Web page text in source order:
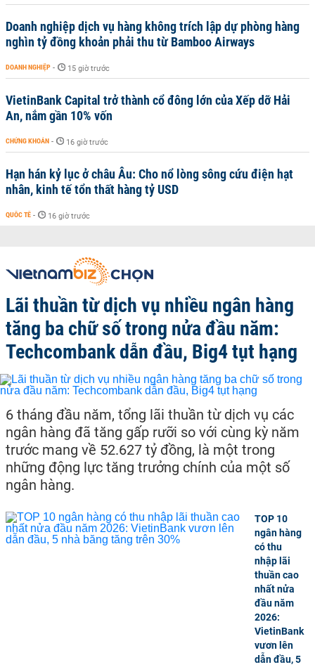
Doanh nghiệp dịch vụ hàng không trích lập dự phòng hàng
nghìn tỷ đồng khoản phải thu từ Bamboo Airways
DOANH NGHIỆP - 15 giờ trước
VietinBank Capital trở thành cổ đông lớn của Xếp dỡ Hải
An, nắm gần 10% vốn
CHỨNG KHOÁN - 16 giờ trước
Hạn hán kỷ lục ở châu Âu: Cho nổ lòng sông cứu điện hạt
nhân, kinh tế tổn thất hàng tỷ USD
QUỐC TẾ - 16 giờ trước
Lãi thuần từ dịch vụ nhiều ngân hàng
tăng ba chữ số trong nửa đầu năm:
Techcombank dẫn đầu, Big4 tụt hạng
6 tháng đầu năm, tổng lãi thuần từ dịch vụ các
ngân hàng đã tăng gấp rưỡi so với cùng kỳ năm
trước mang về 52.627 tỷ đồng, là một trong
những động lực tăng trưởng chính của một số
ngân hàng.
TOP 10
ngân hàng
có thu
nhập lãi
thuần cao
nhất nửa
đầu năm
2026:
VietinBank
vươn lên
dẫn đầu, 5